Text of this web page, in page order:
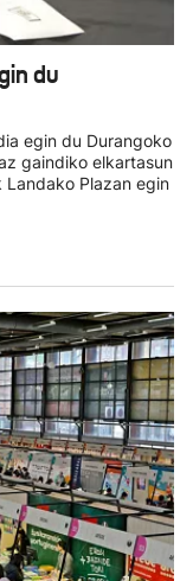
du
egin du Durangoko
gaindiko elkartasun
Plazan egin